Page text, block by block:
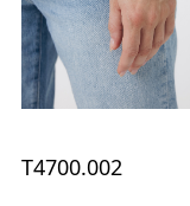
T4700.002